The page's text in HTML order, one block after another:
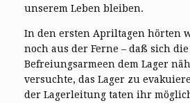
unserem Leben bleiben.
In den ersten Apriltagen hörten
noch aus der Ferne – daß sich
Befreiungsarmeen dem Lager
versuchte, das Lager zu
der Lagerleitung taten ihr